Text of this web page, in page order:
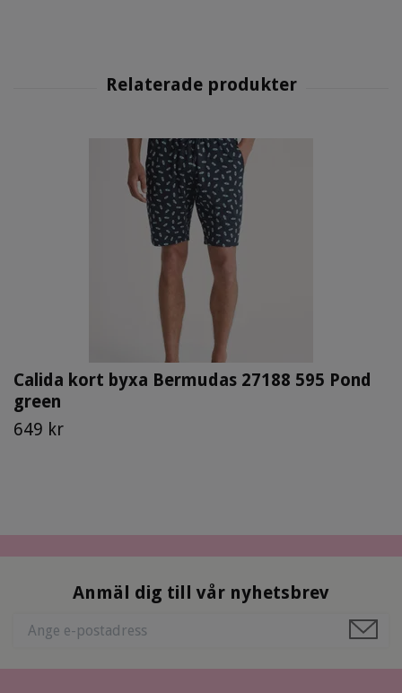
Calida kort byxa Bermudas 27188 595 Pond
green
649 kr
Anmäl dig till vår nyhetsbrev